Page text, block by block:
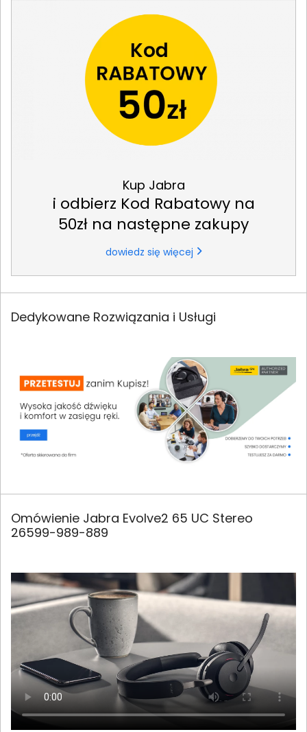
Kup Jabra
i odbierz Kod Rabatowy na
50zł na następne zakupy
dowiedz się więcej
Dedykowane Rozwiązania i Usługi
Omówienie Jabra Evolve2 65 UC Stereo
26599-989-889